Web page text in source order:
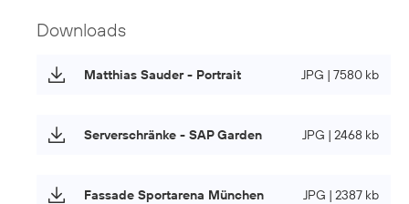
Downloads
Matthias Sauder - Portrait JPG | 7580 kb
Serverschränke - SAP Garden JPG | 2468 kb
Fassade Sportarena München JPG | 2387 kb